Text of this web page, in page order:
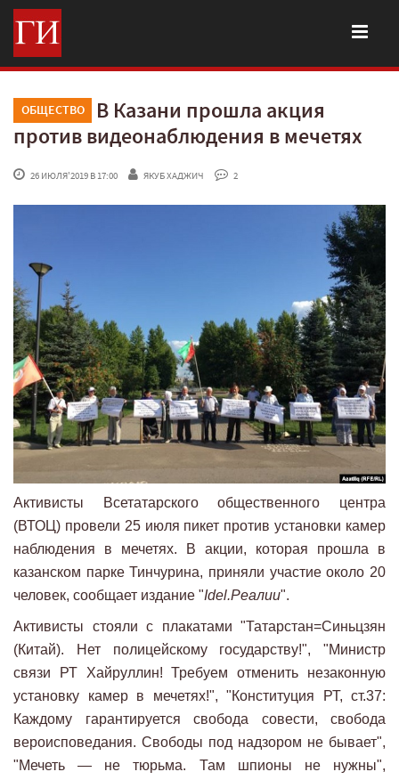
ОБЩЕСТВО
В Казани прошла акция
против видеонаблюдения в мечетях
26 ИЮЛЯ'2019 В 17:00 ЯКУБ ХАДЖИЧ 2
Активисты Всетатарского общественного центра
(ВТОЦ) провели 25 июля пикет против установки камер
наблюдения в мечетях. В акции, которая прошла в
казанском парке Тинчурина, приняли участие около 20
человек, сообщает издание "Idel.Реалии".
Активисты стояли с плакатами "Татарстан=Синьцзян
(Китай). Нет полицейскому государству!", "Министр
связи РТ Хайруллин! Требуем отменить незаконную
установку камер в мечетях!", "Конституция РТ, ст.37:
Каждому гарантируется свобода совести, свобода
вероисповедания. Свободы под надзором не бывает",
"Мечеть — не тюрьма. Там шпионы не нужны",